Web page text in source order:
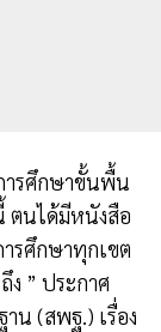
ารศึกษาขั้นพื้น
ตนได้มีหนังสือ
รศึกษาทุกเขต
” ประกาศ
น (สพฐ.) เรื่อง